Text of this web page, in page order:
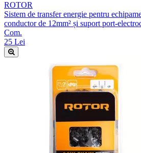
ROTOR
Sistem de transfer energie pentru
conductor de 12mm² și suport port-
Com.
25 Lei